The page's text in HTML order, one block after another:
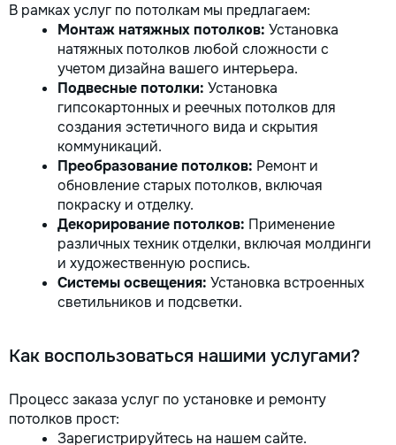
В рамках услуг по потолкам мы предлагаем:
Монтаж натяжных потолков: Установка
натяжных потолков любой сложности с
учетом дизайна вашего интерьера.
Подвесные потолки: Установка
гипсокартонных и реечных потолков для
создания эстетичного вида и скрытия
коммуникаций.
Преобразование потолков: Ремонт и
обновление старых потолков, включая
покраску и отделку.
Декорирование потолков: Применение
различных техник отделки, включая молдинги
и художественную роспись.
Системы освещения: Установка встроенных
светильников и подсветки.
Как воспользоваться нашими услугами?
Процесс заказа услуг по установке и ремонту
потолков прост:
Зарегистрируйтесь на нашем сайте.